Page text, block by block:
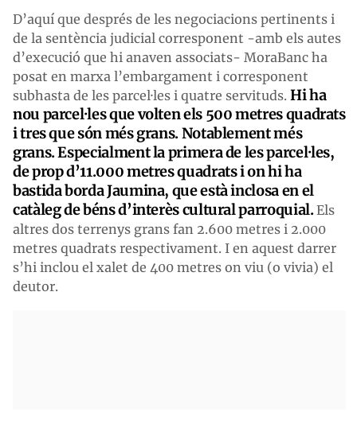
D’aquí que després de les negociacions pertinents i
de la sentència judicial corresponent -amb els autes
d’execució que hi anaven associats- MoraBanc ha
posat en marxa l’embargament i corresponent
subhasta de les parcel·les i quatre servituds. Hi ha
nou parcel·les que volten els 500 metres quadrats
i tres que són més grans. Notablement més
grans. Especialment la primera de les parcel·les,
de prop d’11.000 metres quadrats i on hi ha
bastida borda Jaumina, que està inclosa en el
catàleg de béns d’interès cultural parroquial.Els
altres dos terrenys grans fan 2.600 metres i 2.000
metres quadrats respectivament. I en aquest darrer
s’hi inclou el xalet de 400 metres on viu (o vivia) el
deutor.